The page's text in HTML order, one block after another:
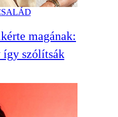
magának:
így szólítsák